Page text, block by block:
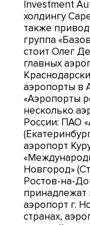
Investment
холдингу
также
группа
стоит Олег
главных
аэропорты в
«Аэропорты
несколько
России: ПАО
аэропорт
Новгород»
Ростов-на-
принадлежат
аэропорт г.
странах,